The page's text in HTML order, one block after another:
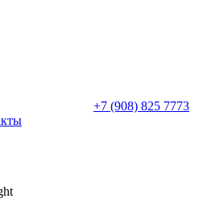
+7 (908) 825 7773